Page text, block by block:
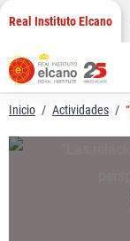
Saltar
contenido
Real Instituto Elcano
Inicio / Actividades /